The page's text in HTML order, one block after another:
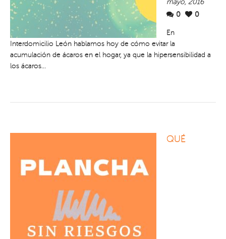
mayo, 2016
0
0
En
Interdomicilio León hablamos hoy de cómo evitar la
acumulación de ácaros en el hogar, ya que la hipersensibilidad a
los ácaros...
QUÉ